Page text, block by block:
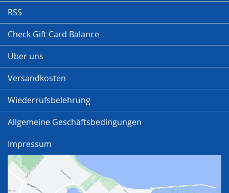
RSS
Check Gift Card Balance
Über uns
Versandkosten
Wiederrufsbelehrung
Allgemeine Geschäftsbedingungen
Impressum